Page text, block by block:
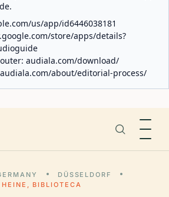
us/app/id6446038181
store/apps/details?
audiala.com/download/
audiala.com/about/editorial-process/
DÜSSELDORF
BIBLIOTECA